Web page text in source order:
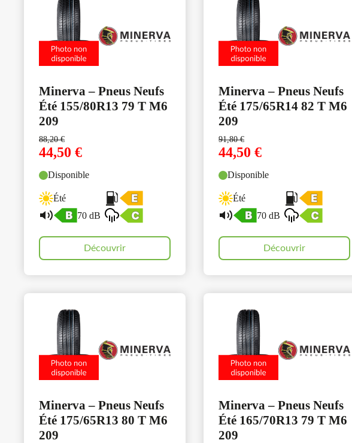
Minerva – Pneus Neufs
Été 155/80R13 79 T M6
209
88,20€
44,50 €
Disponible
Été
70 dB
Découvrir
Minerva – Pneus Neufs
Été 175/65R14 82 T M6
209
91,80€
44,50 €
Disponible
Été
70 dB
Découvrir
Minerva – Pneus Neufs
Été 175/65R13 80 T M6
209
Minerva – Pneus Neufs
Été 165/70R13 79 T M6
209